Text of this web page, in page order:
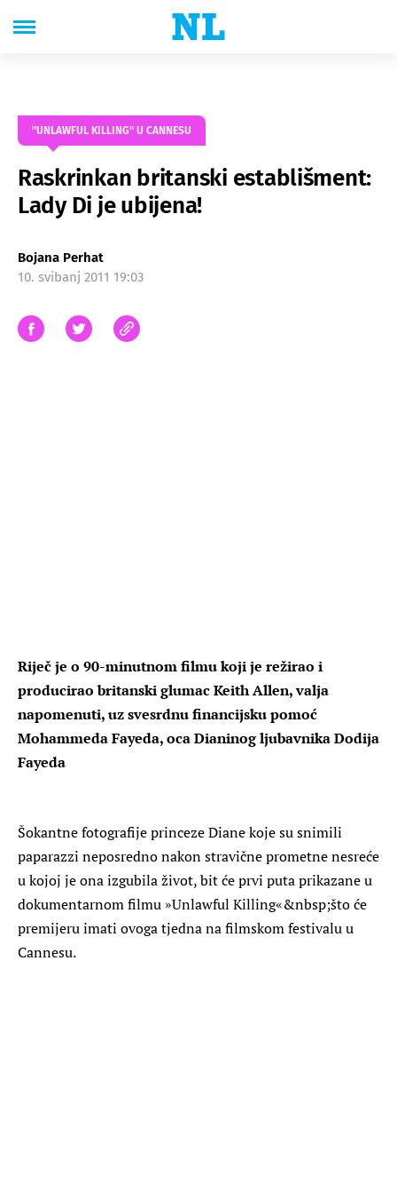
"UNLAWFUL KILLING" U CANNESU
Raskrinkan britanski establišment:
Lady Di je ubijena!
Bojana Perhat
10. svibanj 2011 19:03
Riječ je o 90-minutnom filmu koji je režirao i
producirao britanski glumac Keith Allen, valja
napomenuti, uz svesrdnu financijsku pomoć
Mohammeda Fayeda, oca Dianinog ljubavnika Dodija
Fayeda
Šokantne fotografije princeze Diane koje su snimili
paparazzi neposredno nakon stravične prometne nesreće
u kojoj je ona izgubila život, bit će prvi puta prikazane u
dokumentarnom filmu »Unlawful Killing«&nbsp;što će
premijeru imati ovoga tjedna na filmskom festivalu u
Cannesu.